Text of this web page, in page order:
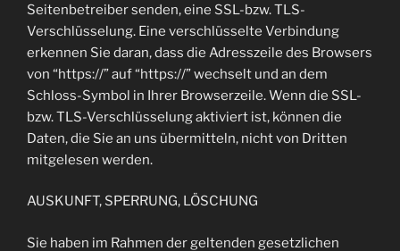
Seitenbetreiber senden, eine SSL-bzw. TLS-
Verschlüsselung. Eine verschlüsselte Verbindung
erkennen Sie daran, dass die Adresszeile des Browsers
von “https://” auf “https://” wechselt und an dem
Schloss-Symbol in Ihrer Browserzeile. Wenn die SSL-
bzw. TLS-Verschlüsselung aktiviert ist, können die
Daten, die Sie an uns übermitteln, nicht von Dritten
mitgelesen werden.
AUSKUNFT, SPERRUNG, LÖSCHUNG
Sie haben im Rahmen der geltenden gesetzlichen